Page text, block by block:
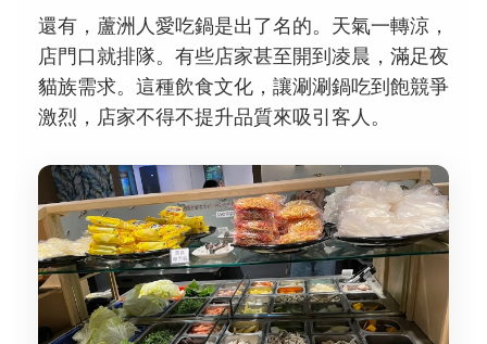
還有，蘆洲人愛吃鍋是出了名的。天氣一轉涼，
店門口就排隊。有些店家甚至開到凌晨，滿足夜
貓族需求。這種飲食文化，讓涮涮鍋吃到飽競爭
激烈，店家不得不提升品質來吸引客人。